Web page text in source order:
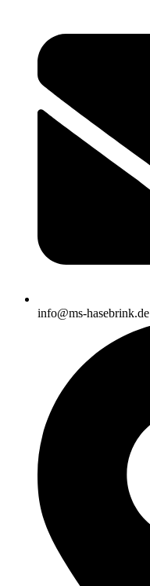
info@ms-hasebrink.de